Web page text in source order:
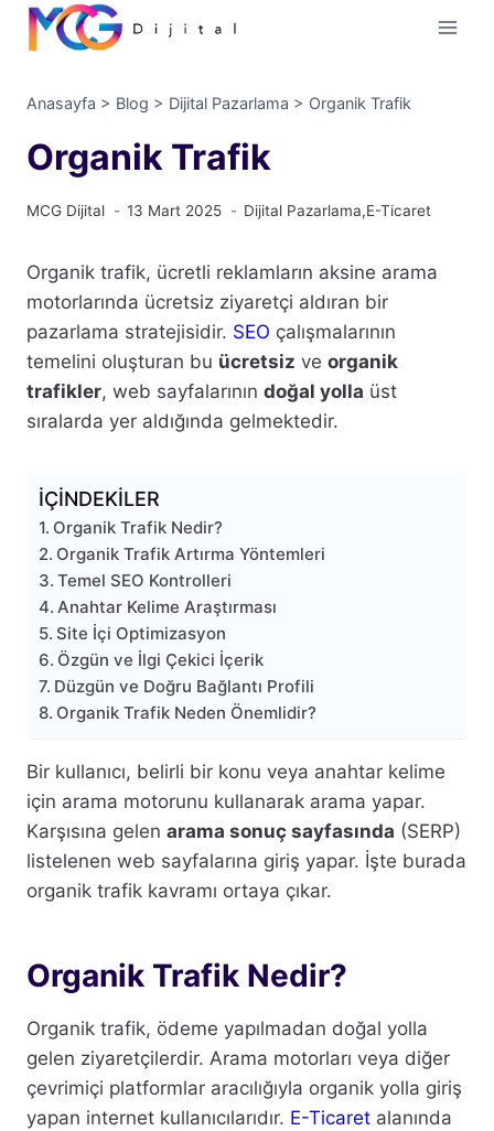
İçeriğe
geç
Anasayfa > Blog > Dijital Pazarlama > Organik Trafik
Organik Trafik
MCG Dijital 13 Mart 2025 Dijital Pazarlama,E-Ticaret
Organik trafik, ücretli reklamların aksine arama
motorlarında ücretsiz ziyaretçi aldıran bir
pazarlama stratejisidir. SEO çalışmalarının
temelini oluşturan bu ücretsiz ve organik
trafikler, web sayfalarının doğal yolla üst
sıralarda yer aldığında gelmektedir.
İÇİNDEKİLER
Organik Trafik Nedir?
Organik Trafik Artırma Yöntemleri
Temel SEO Kontrolleri
Anahtar Kelime Araştırması
Site İçi Optimizasyon
Özgün ve İlgi Çekici İçerik
Düzgün ve Doğru Bağlantı Profili
Organik Trafik Neden Önemlidir?
Bir kullanıcı, belirli bir konu veya anahtar kelime
için arama motorunu kullanarak arama yapar.
Karşısına gelen arama sonuç sayfasında (SERP)
listelenen web sayfalarına giriş yapar. İşte burada
organik trafik kavramı ortaya çıkar.
Organik Trafik Nedir?
Organik trafik, ödeme yapılmadan doğal yolla
gelen ziyaretçilerdir. Arama motorları veya diğer
çevrimiçi platformlar aracılığıyla organik yolla giriş
yapan internet kullanıcılarıdır. E-Ticaret alanında